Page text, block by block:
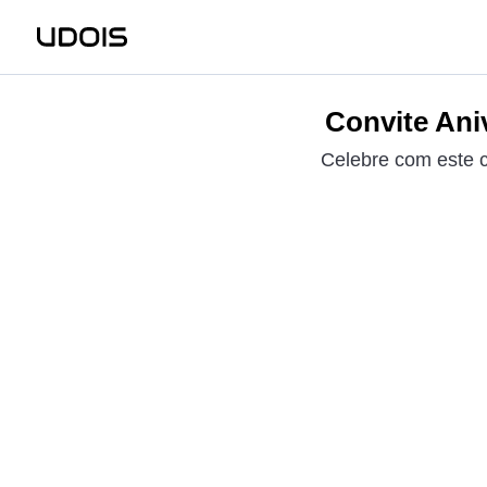
Convite
Celebre com este